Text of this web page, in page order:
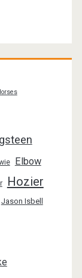
Elbow
Hozier
Jason Isbell